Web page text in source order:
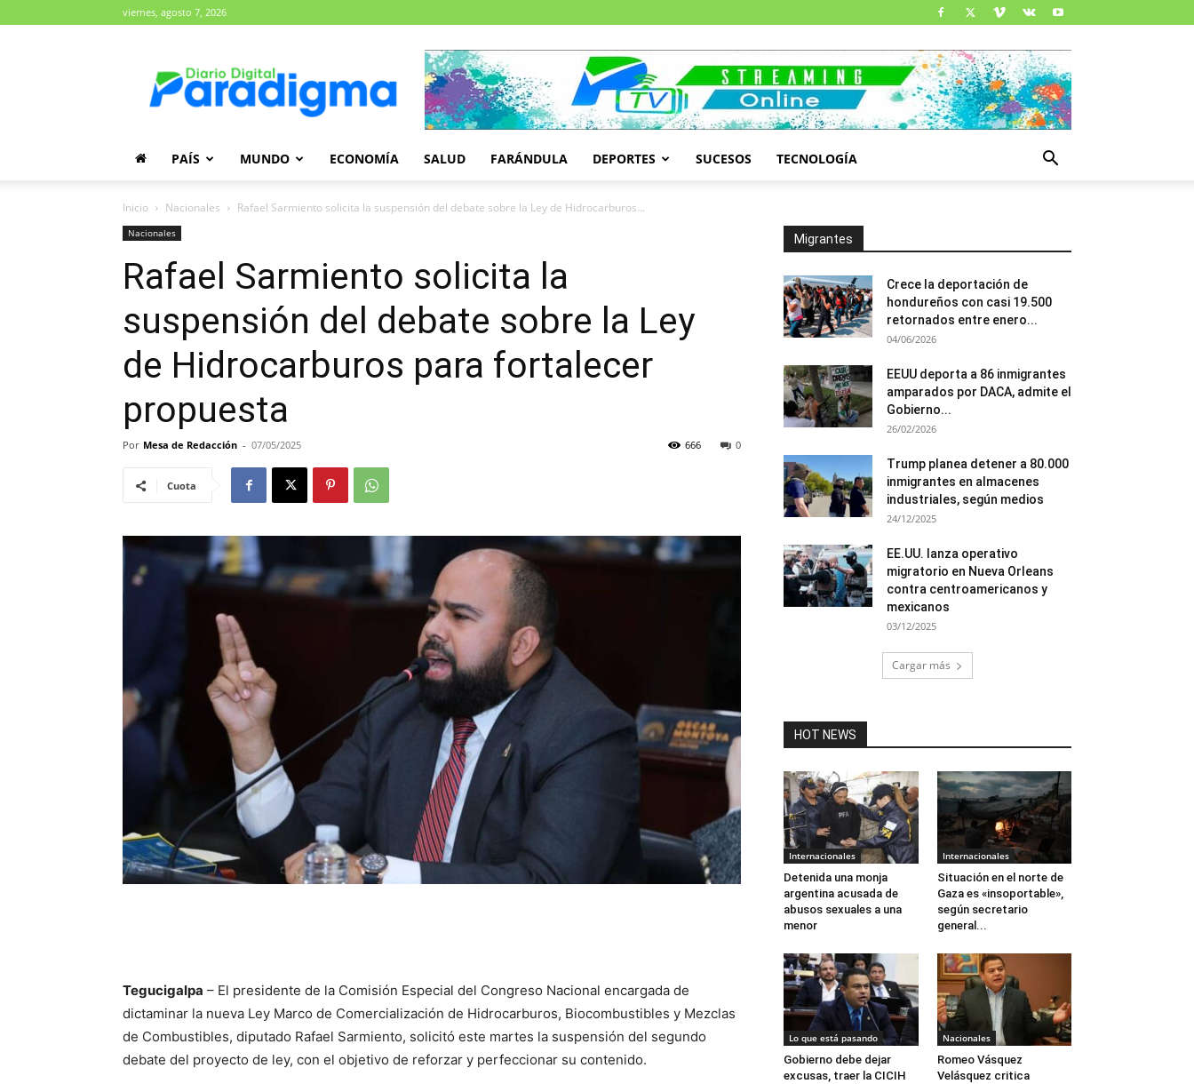
viernes, agosto 7, 2026
Paradigma
PAÍS MUNDO ECONOMÍA SALUD FARÁNDULA DEPORTES SUCESOS TECNOLOGÍA
Inicio Nacionales Rafael Sarmiento solicita la suspensión del debate sobre la Ley de Hidrocarburos...
Nacionales
Rafael Sarmiento solicita la
suspensión del debate sobre la Ley
de Hidrocarburos para fortalecer
propuesta
Por Mesa de Redacción - 07/05/2025 0
666
Cuota
Tegucigalpa – El presidente de la Comisión Especial del Congreso Nacional encargada de
dictaminar la nueva Ley Marco de Comercialización de Hidrocarburos, Biocombustibles y Mezclas
de Combustibles, diputado Rafael Sarmiento, solicitó este martes la suspensión del segundo
debate del proyecto de ley, con el objetivo de reforzar y perfeccionar su contenido.
Migrantes
Crece la deportación de
hondureños con casi 19.500
retornados entre enero...
04/06/2026
EEUU deporta a 86 inmigrantes
amparados por DACA, admite el
Gobierno...
26/02/2026
Trump planea detener a 80.000
inmigrantes en almacenes
industriales, según medios
24/12/2025
EE.UU. lanza operativo
migratorio en Nueva Orleans
contra centroamericanos y
mexicanos
03/12/2025
Cargar más
HOT NEWS
Internacionales
Detenida una monja
argentina acusada de
abusos sexuales a una
menor
Internacionales
Situación en el norte de
Gaza es «insoportable»,
según secretario
general...
Lo que está pasando
Gobierno debe dejar
excusas, traer la CICIH
Nacionales
Romeo Vásquez
Velásquez critica